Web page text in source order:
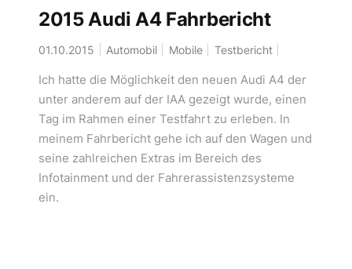
2015 Audi A4 Fahrbericht
01.10.2015 Automobil Mobile Testbericht
Ich hatte die Möglichkeit den neuen Audi A4 der
unter anderem auf der IAA gezeigt wurde, einen
Tag im Rahmen einer Testfahrt zu erleben. In
meinem Fahrbericht gehe ich auf den Wagen und
seine zahlreichen Extras im Bereich des
Infotainment und der Fahrerassistenzsysteme
ein.